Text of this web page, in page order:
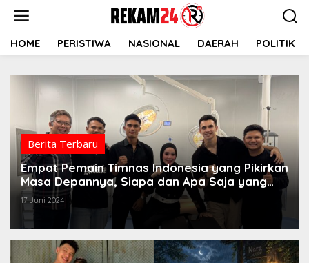
HOME PERISTIWA NASIONAL DAERAH POLITIK
Berita Terbaru
Empat Pemain Timnas Indonesia yang Pikirkan
Masa Depannya, Siapa dan Apa Saja yang
Mereka Telah Siapkan
17 Juni 2024